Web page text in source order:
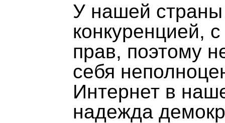
У нашей страны
конкуренцией,
прав, поэтому
себя
Интернет в
надежда